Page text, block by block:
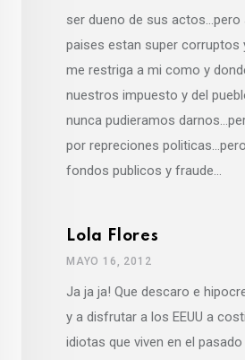
ser dueno de sus actos…pero
paises estan super corruptos
me restriga a mi como y
nuestros impuesto y del
nunca pudieramos
por repreciones
fondos publicos y fraude…
Lola Flores
MAYO 16, 2012
Ja ja ja! Que descaro e
y a disfrutar a los EEUU a
idiotas que viven en el